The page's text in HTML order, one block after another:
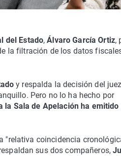
del Estado,Álvaro García Ortiz,
la filtración de los datos
y respalda la decisión del juez
Pero no lo ha hecho por
Sala de Apelación ha emitido
"relativa coincidencia
sus dos compañeros,